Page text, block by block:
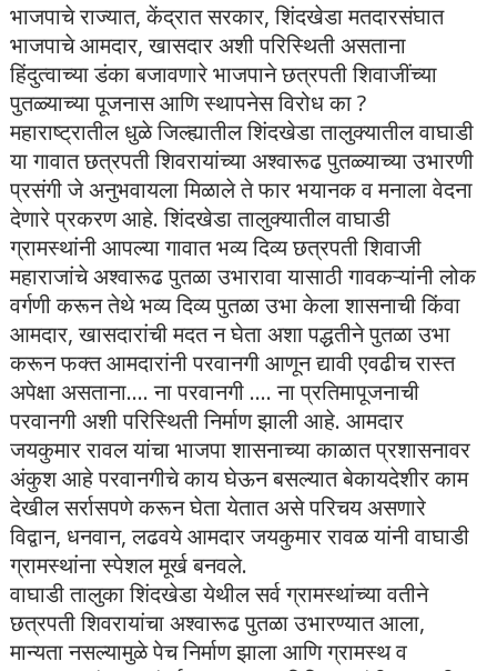
भाजपाचे राज्यात, केंद्रात सरकार, शिंदखेडा मतदारसंघात
भाजपाचे आमदार, खासदार अशी परिस्थिती असताना
हिंदुत्वाच्या डंका बजावणारे भाजपाने छत्रपती शिवाजींच्या
पुतळ्याच्या पूजनास आणि स्थापनेस विरोध का ?
महाराष्ट्रातील धुळे जिल्ह्यातील शिंदखेडा तालुक्यातील वाघाडी
या गावात छत्रपती शिवरायांच्या अश्वारूढ पुतळ्याच्या उभारणी
प्रसंगी जे अनुभवायला मिळाले ते फार भयानक व मनाला वेदना
देणारे प्रकरण आहे. शिंदखेडा तालुक्यातील वाघाडी
ग्रामस्थांनी आपल्या गावात भव्य दिव्य छत्रपती शिवाजी
महाराजांचे अश्वारूढ पुतळा उभारावा यासाठी गावकऱ्यांनी लोक
वर्गणी करून तेथे भव्य दिव्य पुतळा उभा केला शासनाची किंवा
आमदार, खासदारांची मदत न घेता अशा पद्धतीने पुतळा उभा
करून फक्त आमदारांनी परवानगी आणून द्यावी एवढीच रास्त
अपेक्षा असताना.... ना परवानगी .... ना प्रतिमापूजनाची
परवानगी अशी परिस्थिती निर्माण झाली आहे. आमदार
जयकुमार रावल यांचा भाजपा शासनाच्या काळात प्रशासनावर
अंकुश आहे परवानगीचे काय घेऊन बसल्यात बेकायदेशीर काम
देखील सर्रासपणे करून घेता येतात असे परिचय असणारे
विद्वान, धनवान, लढवये आमदार जयकुमार रावळ यांनी वाघाडी
ग्रामस्थांना स्पेशल मूर्ख बनवले.
वाघाडी तालुका शिंदखेडा येथील सर्व ग्रामस्थांच्या वतीने
छत्रपती शिवरायांचा अश्वारूढ पुतळा उभारण्यात आला,
मान्यता नसल्यामुळे पेच निर्माण झाला आणि ग्रामस्थ व